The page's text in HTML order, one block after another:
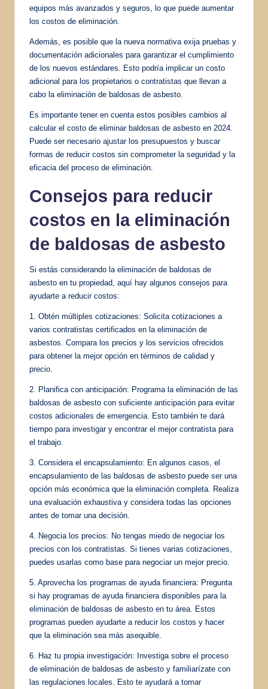
equipos más avanzados y seguros, lo que puede aumentar
los costos de eliminación.
Además, es posible que la nueva normativa exija pruebas y
documentación adicionales para garantizar el cumplimiento
de los nuevos estándares. Esto podría implicar un costo
adicional para los propietarios o contratistas que llevan a
cabo la eliminación de baldosas de asbesto.
Es importante tener en cuenta estos posibles cambios al
calcular el costo de eliminar baldosas de asbesto en 2024.
Puede ser necesario ajustar los presupuestos y buscar
formas de reducir costos sin comprometer la seguridad y la
eficacia del proceso de eliminación.
Consejos para reducir
costos en la eliminación
de baldosas de asbesto
Si estás considerando la eliminación de baldosas de
asbesto en tu propiedad, aquí hay algunos consejos para
ayudarte a reducir costos:
1. Obtén múltiples cotizaciones: Solicita cotizaciones a
varios contratistas certificados en la eliminación de
asbestos. Compara los precios y los servicios ofrecidos
para obtener la mejor opción en términos de calidad y
precio.
2. Planifica con anticipación: Programa la eliminación de las
baldosas de asbesto con suficiente anticipación para evitar
costos adicionales de emergencia. Esto también te dará
tiempo para investigar y encontrar el mejor contratista para
el trabajo.
3. Considera el encapsulamiento: En algunos casos, el
encapsulamiento de las baldosas de asbesto puede ser una
opción más económica que la eliminación completa. Realiza
una evaluación exhaustiva y considera todas las opciones
antes de tomar una decisión.
4. Negocia los precios: No tengas miedo de negociar los
precios con los contratistas. Si tienes varias cotizaciones,
puedes usarlas como base para negociar un mejor precio.
5. Aprovecha los programas de ayuda financiera: Pregunta
si hay programas de ayuda financiera disponibles para la
eliminación de baldosas de asbesto en tu área. Estos
programas pueden ayudarte a reducir los costos y hacer
que la eliminación sea más asequible.
6. Haz tu propia investigación: Investiga sobre el proceso
de eliminación de baldosas de asbesto y familiarízate con
las regulaciones locales. Esto te ayudará a tomar